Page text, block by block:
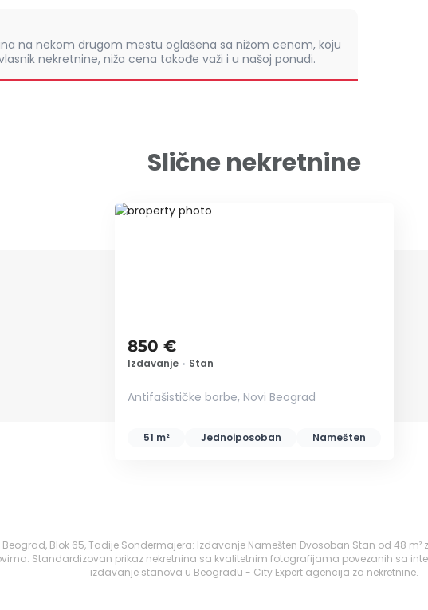
na nekom drugom mestu oglašena sa nižom cenom, koju
nekretnine, niža cena takođe važi i u našoj ponudi.
Slične nekretnine
ID 35387
850 €
Izdavanje • Stan
Antifašističke borbe, Novi Beograd
51 m² Jednoiposoban Namešten
Blok 65, Tadije Sondermajera: Izdavanje Namešten Dvosoban Stan od 48
Standardizovan prikaz nekretnina sa kvalitetnim fotografijama povezanih sa
izdavanje stanova u Beogradu - City Expert agencija za nekretnine.